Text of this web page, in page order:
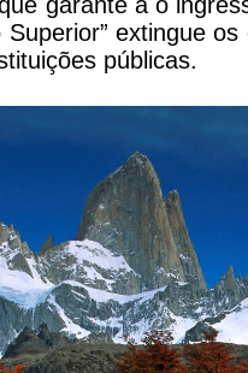
extingue
públicas.